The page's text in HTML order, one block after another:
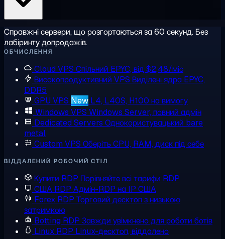
Справжні сервери, що розгортаються за 60 секунд. Без
лабіринту допродажів.
ОБЧИСЛЕННЯ
Cloud VPS Спільний EPYC, від $2,48/міс
Високопродуктивний VPS Виділені ядра EPYC,
DDR5
GPU VPS New L4, L40S, H100 на вимогу
Windows VPS Windows Server, повний адмін
Dedicated Servers Однокористувацький bare
metal
Custom VPS Оберіть CPU, RAM, диск під себе
ВІДДАЛЕНИЙ РОБОЧИЙ СТІЛ
Купити RDP Порівняйте всі тарифи RDP
США RDP Адмін-RDP на IP США
Forex RDP Торговий десктоп з низькою
затримкою
Botting RDP Завжди увімкнено для роботи ботів
Linux RDP Linux-десктоп, віддалено